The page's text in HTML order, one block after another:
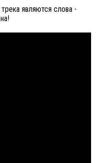
являются слова -